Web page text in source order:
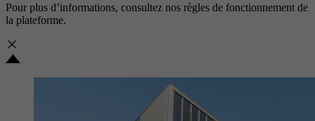
Pour plus d’informations, consultez nos règles de fonctionnement de
la plateforme.